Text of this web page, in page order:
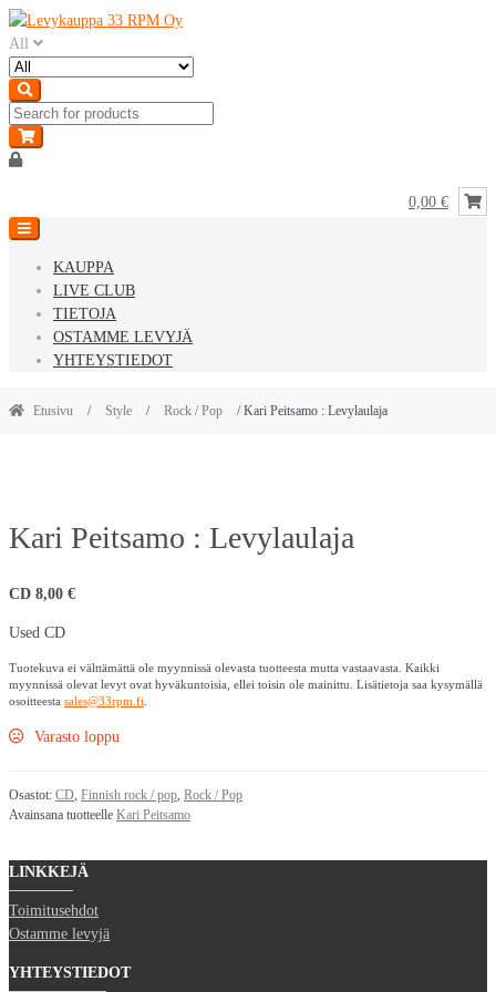
Skip
to
navigation
Skip
to
content
All
0,00 €
KAUPPA
LIVE CLUB
TIETOJA
OSTAMME LEVYJÄ
YHTEYSTIEDOT
Etusivu / Style / Rock / Pop / Kari Peitsamo : Levylaulaja
Kari Peitsamo : Levylaulaja
CD 8,00 €
Used CD
Tuotekuva ei välttämättä ole myynnissä olevasta tuotteesta mutta vastaavasta. Kaikki
myynnissä olevat levyt ovat hyväkuntoisia, ellei toisin ole mainittu. Lisätietoja saa kysymällä
osoitteesta sales@33rpm.fi
Varasto loppu
Osastot: CD, Finnish rock / pop, Rock / Pop
Avainsana tuotteelle Kari Peitsamo
LINKKEJÄ
Toimitusehdot
Ostamme levyjä
YHTEYSTIEDOT